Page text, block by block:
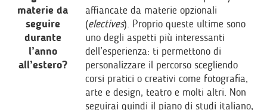
materie da
seguire
durante
l’anno
all’estero?
affiancate da materie opzionali
(electives). Proprio queste ultime sono
uno degli aspetti più interessanti
dell’esperienza: ti permettono di
personalizzare il percorso scegliendo
corsi pratici o creativi come fotografia,
arte e design, teatro e molti altri. Non
seguirai quindi il piano di studi italiano,